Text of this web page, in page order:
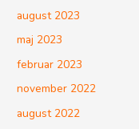
august 2023
maj 2023
februar 2023
november 2022
august 2022